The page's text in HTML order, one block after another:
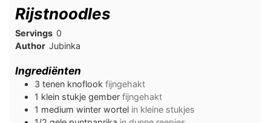
Rijstnoodles
Servings 0
Author Jubinka
Ingrediënten
3 tenen knoflook fijngehakt
1 klein stukje gember fijngehakt
1 medium winter wortel in kleine stukjes